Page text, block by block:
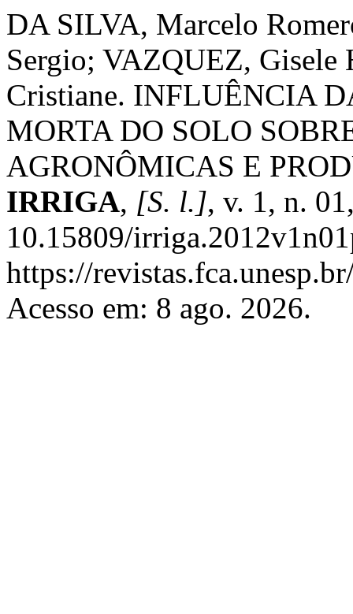
DA SILVA, Marcelo
Sergio; VAZQUEZ, Gisele
Cristiane. INFLUÊNCIA
MORTA DO SOLO
AGRONÔMICAS E
IRRIGA, [S. l.], v. 1, n.
10.15809/
https://
Acesso em: 8 ago. 2026.